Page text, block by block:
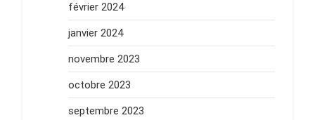
février 2024
janvier 2024
novembre 2023
octobre 2023
septembre 2023